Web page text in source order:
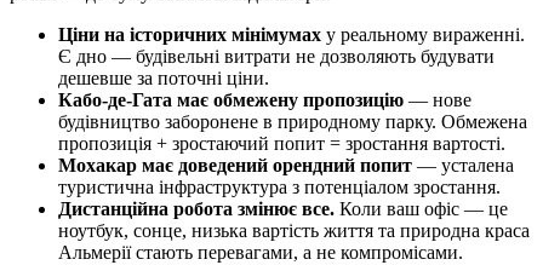
Ціни на історичних мінімумах у реальному вираженні.
Є дно — будівельні витрати не дозволяють будувати
дешевше за поточні ціни.
Кабо-де-Гата має обмежену пропозицію — нове
будівництво заборонене в природному парку. Обмежена
пропозиція + зростаючий попит = зростання вартості.
Мохакар має доведений орендний попит — усталена
туристична інфраструктура з потенціалом зростання.
Дистанційна робота змінює все. Коли ваш офіс — це
ноутбук, сонце, низька вартість життя та природна краса
Альмерії стають перевагами, а не компромісами.